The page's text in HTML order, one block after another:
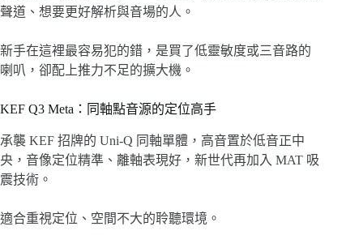
聲道、想要更好解析與音場的人。
新手在這裡最容易犯的錯，是買了低靈敏度或三音路的
喇叭，卻配上推力不足的擴大機。
KEF Q3 Meta：同軸點音源的定位高手
承襲 KEF 招牌的 Uni-Q 同軸單體，高音置於低音正中
央，音像定位精準、離軸表現好，新世代再加入 MAT 吸
震技術。
適合重視定位、空間不大的聆聽環境。